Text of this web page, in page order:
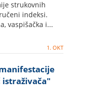
strukovnih
indeksi.
vaspišačka i...
1. OKT
istraživača"